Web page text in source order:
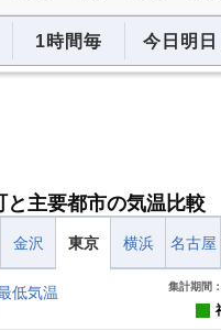
1時間毎 今日明日
と主要都市の気温比較
金沢 東京 横浜 名古屋
低気温 集計期間